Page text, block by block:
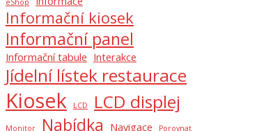
eShop
Informační kiosek
Informační panel
Informační tabule Interakce
Jídelní lístek restaurace
Kiosek LCD LCD displej
Monitor Nabídka Navigace
Porovnat